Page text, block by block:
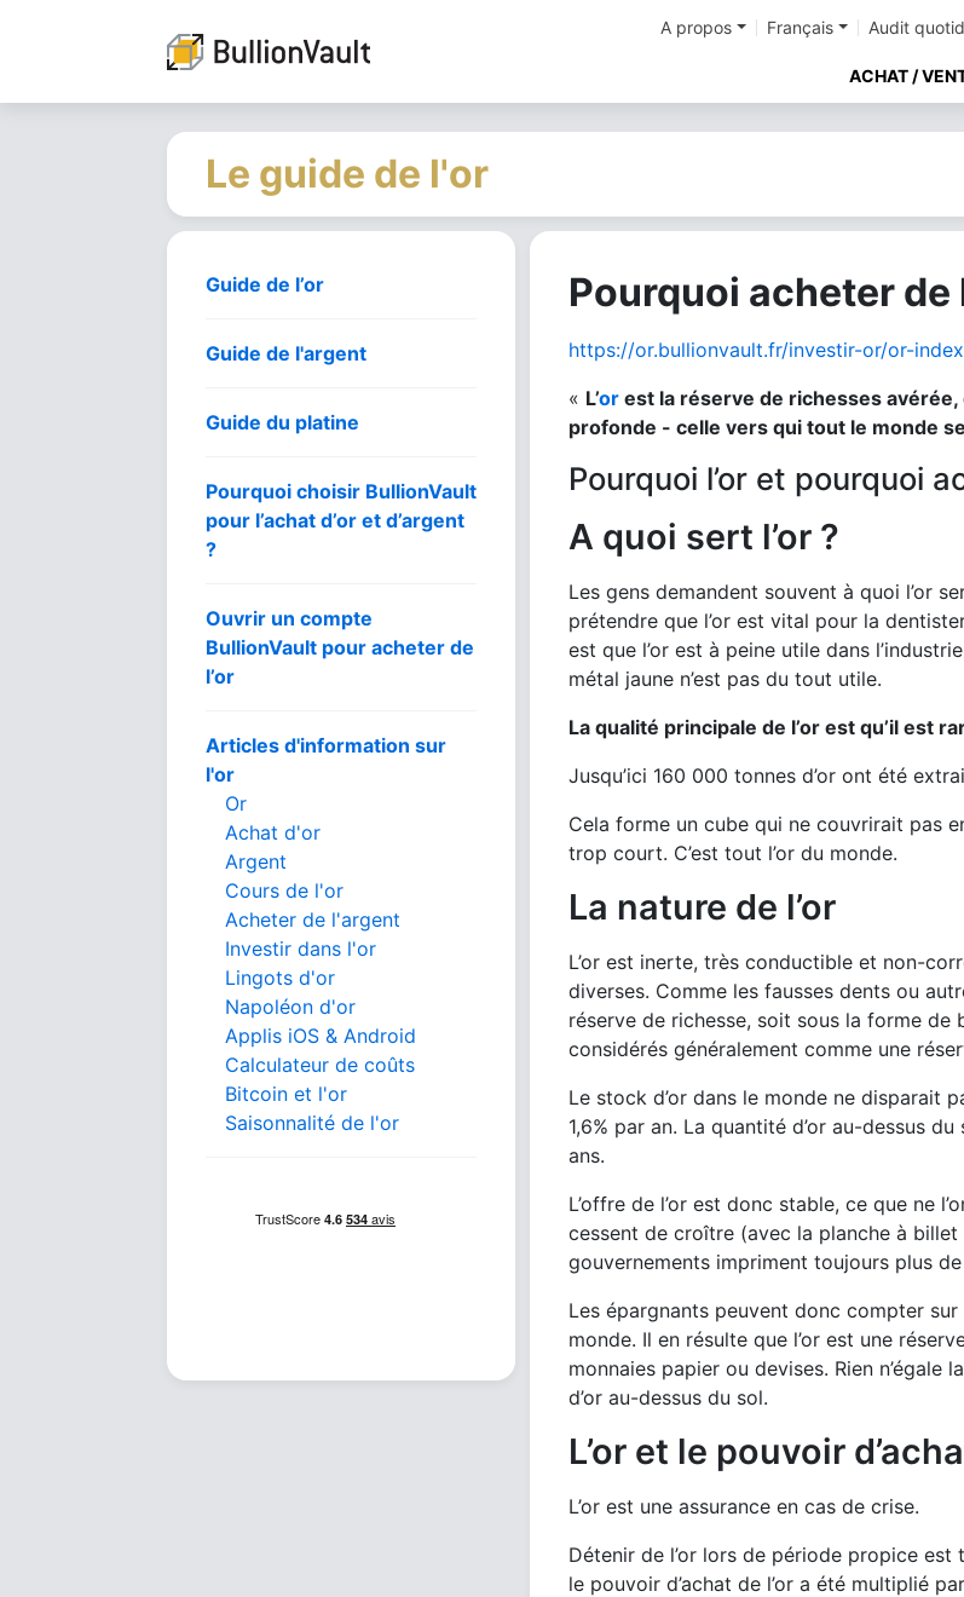
A propos Français Audit
ACHAT /
Le guide de l'or
Guide de l’or
Guide de l'argent
Guide du platine
Pourquoi choisir BullionVault
pour l’achat d’or et d’argent
?
Ouvrir un compte
BullionVault pour acheter de
l’or
Articles d'information sur
l'or
Or
Achat d'or
Argent
Cours de l'or
Acheter de l'argent
Investir dans l'or
Lingots d'or
Napoléon d'or
Applis iOS & Android
Calculateur de coûts
Bitcoin et l'or
Saisonnalité de l'or
Pourquoi acheter de
https://or.bullionvault.fr/investir-or/or-
« L’or est la réserve de richesses
profonde - celle vers qui tout le monde
Pourquoi l’or et pourquoi
A quoi sert l’or ?
Les gens demandent souvent à quoi l’or
prétendre que l’or est vital pour la
est que l’or est à peine utile dans
métal jaune n’est pas du tout utile.
La qualité principale de l’or est qu’il est
Jusqu’ici 160 000 tonnes d’or ont été
Cela forme un cube qui ne couvrirait pas
trop court. C’est tout l’or du monde.
La nature de l’or
L’or est inerte, très conductible et non-
diverses. Comme les fausses dents ou
réserve de richesse, soit sous la forme
considérés généralement comme une
Le stock d’or dans le monde ne disparait
1,6% par an. La quantité d’or au-dessus
ans.
L’offre de l’or est donc stable, ce que ne
cessent de croître (avec la planche à
gouvernements impriment toujours plus
Les épargnants peuvent donc compter sur
monde. Il en résulte que l’or est une
monnaies papier ou devises. Rien
d’or au-dessus du sol.
L’or et le pouvoir
L’or est une assurance en cas de crise.
Détenir de l’or lors de période propice
le pouvoir d’achat de l’or a été multiplié